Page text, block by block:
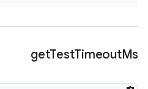
getTestTimeoutMs